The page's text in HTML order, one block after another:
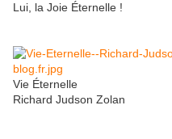
Lui, la Joie Éternelle !
Vie Éternelle
Richard Judson Zolan